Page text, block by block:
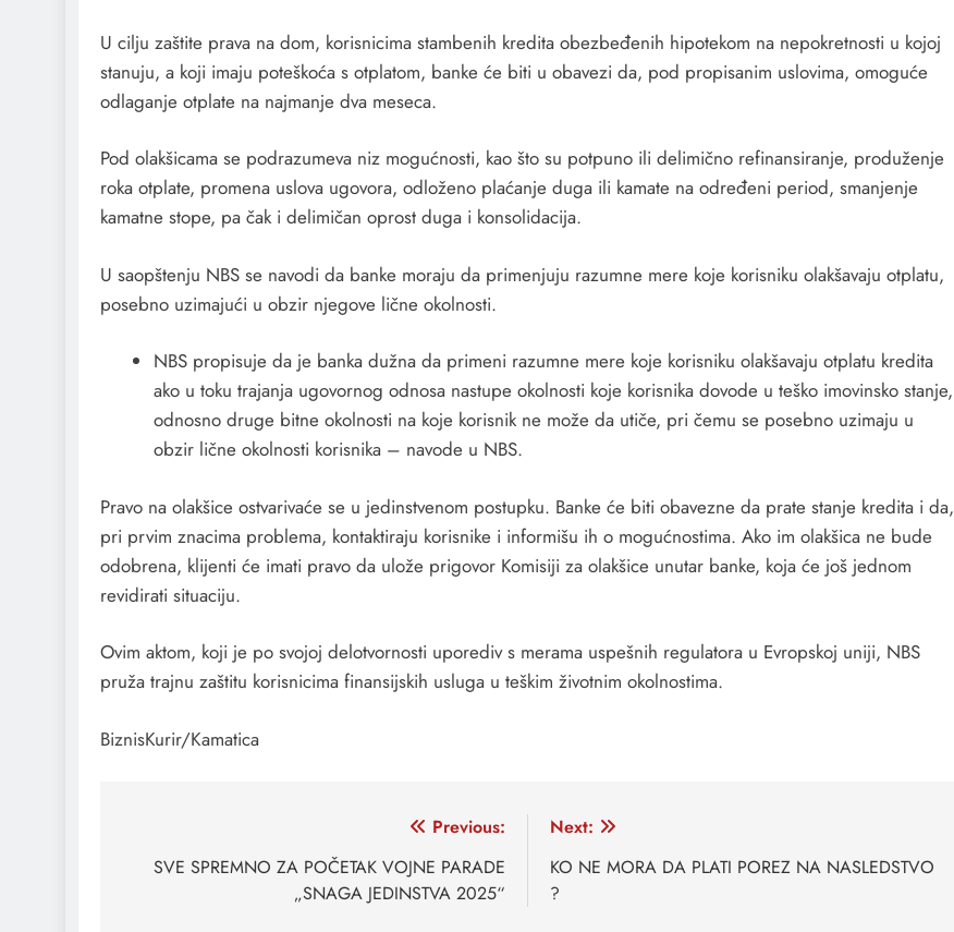
U cilju zaštite prava na dom, korisnicima stambenih kredita obezbeđenih hipotekom na nepokretnosti u kojoj
stanuju, a koji imaju poteškoća s otplatom, banke će biti u obavezi da, pod propisanim uslovima, omoguće
odlaganje otplate na najmanje dva meseca.
Pod olakšicama se podrazumeva niz mogućnosti, kao što su potpuno ili delimično refinansiranje, produženje
roka otplate, promena uslova ugovora, odloženo plaćanje duga ili kamate na određeni period, smanjenje
kamatne stope, pa čak i delimičan oprost duga i konsolidacija.
U saopštenju NBS se navodi da banke moraju da primenjuju razumne mere koje korisniku olakšavaju otplatu,
posebno uzimajući u obzir njegove lične okolnosti.
NBS propisuje da je banka dužna da primeni razumne mere koje korisniku olakšavaju otplatu kredita
ako u toku trajanja ugovornog odnosa nastupe okolnosti koje korisnika dovode u teško imovinsko stanje,
odnosno druge bitne okolnosti na koje korisnik ne može da utiče, pri čemu se posebno uzimaju u
obzir lične okolnosti korisnika – navode u NBS.
Pravo na olakšice ostvarivaće se u jedinstvenom postupku. Banke će biti obavezne da prate stanje kredita i da,
pri prvim znacima problema, kontaktiraju korisnike i informišu ih o mogućnostima. Ako im olakšica ne bude
odobrena, klijenti će imati pravo da ulože prigovor Komisiji za olakšice unutar banke, koja će još jednom
revidirati situaciju.
Ovim aktom, koji je po svojoj delotvornosti uporediv s merama uspešnih regulatora u Evropskoj uniji, NBS
pruža trajnu zaštitu korisnicima finansijskih usluga u teškim životnim okolnostima.
BiznisKurir/Kamatica
чланка
Previous:
SVE SPREMNO ZA POČETAK VOJNE PARADE
„SNAGA JEDINSTVA 2025“
Next:
KO NE MORA DA PLATI POREZ NA NASLEDSTVO
?